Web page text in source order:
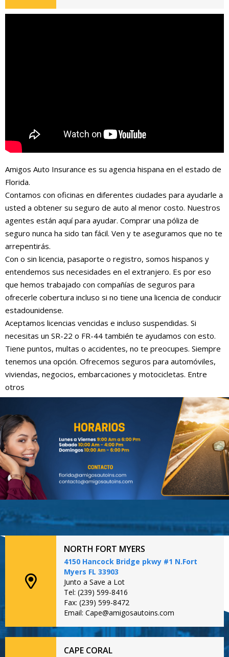
Amigos Auto Insurance es su agencia hispana en el estado de
Florida.
Contamos con oficinas en diferentes ciudades para ayudarle a
usted a obtener su seguro de auto al menor costo. Nuestros
agentes están aquí para ayudar. Comprar una póliza de
seguro nunca ha sido tan fácil. Ven y te aseguramos que no te
arrepentirás.
Con o sin licencia, pasaporte o registro, somos hispanos y
entendemos sus necesidades en el extranjero. Es por eso
que hemos trabajado con compañías de seguros para
ofrecerle cobertura incluso si no tiene una licencia de conducir
estadounidense.
Aceptamos licencias vencidas e incluso suspendidas. Si
necesitas un SR-22 o FR-44 también te ayudamos con esto.
Tiene puntos, multas o accidentes, no te preocupes. Siempre
tenemos una opción. Ofrecemos seguros para automóviles,
viviendas, negocios, embarcaciones y motocicletas. Entre
otros
NORTH FORT MYERS
4150 Hancock Bridge pkwy #1 N.Fort
Myers FL 33903
Junto a Save a Lot
Tel: (239) 599-8416
Fax: (239) 599-8472
Email: Cape@amigosautoins.com
CAPE CORAL